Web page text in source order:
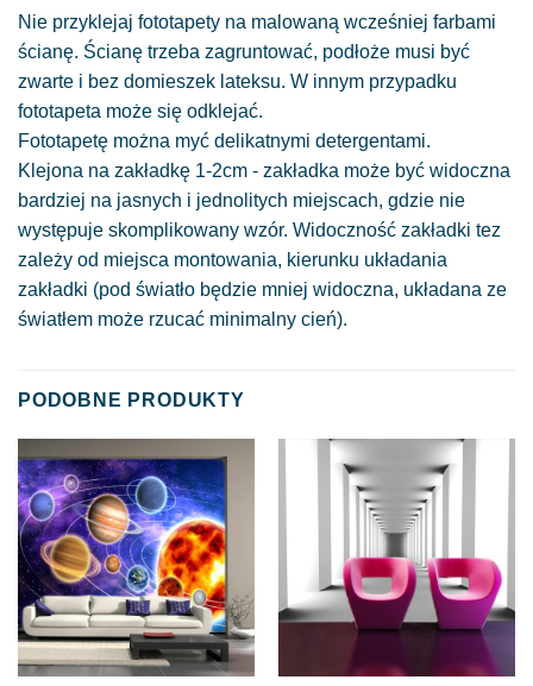
Nie przyklejaj fototapety na malowaną wcześniej farbami
ścianę. Ścianę trzeba zagruntować, podłoże musi być
zwarte i bez domieszek lateksu. W innym przypadku
fototapeta może się odklejać.
Fototapetę można myć delikatnymi detergentami.
Klejona na zakładkę 1-2cm - zakładka może być widoczna
bardziej na jasnych i jednolitych miejscach, gdzie nie
występuje skomplikowany wzór. Widoczność zakładki tez
zależy od miejsca montowania, kierunku układania
zakładki (pod światło będzie mniej widoczna, układana ze
światłem może rzucać minimalny cień).
PODOBNE PRODUKTY